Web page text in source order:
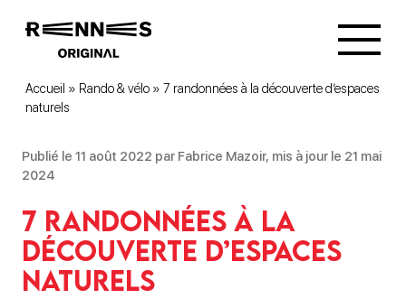
Accueil » Rando & vélo » 7 randonnées à la découverte d’espaces
naturels
Publié le 11 août 2022 par Fabrice Mazoir, mis à jour le 21 mai
2024
7 randonnées à la
découverte d’espaces
naturels